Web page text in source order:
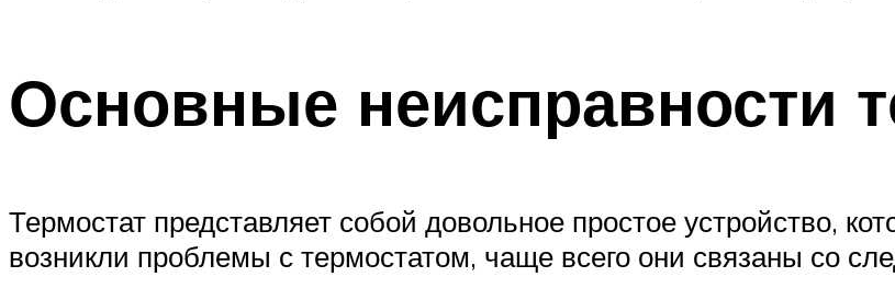
Основные неисправности
Термостат представляет собой довольное простое устройство,
возникли проблемы с термостатом, чаще всего они связаны со